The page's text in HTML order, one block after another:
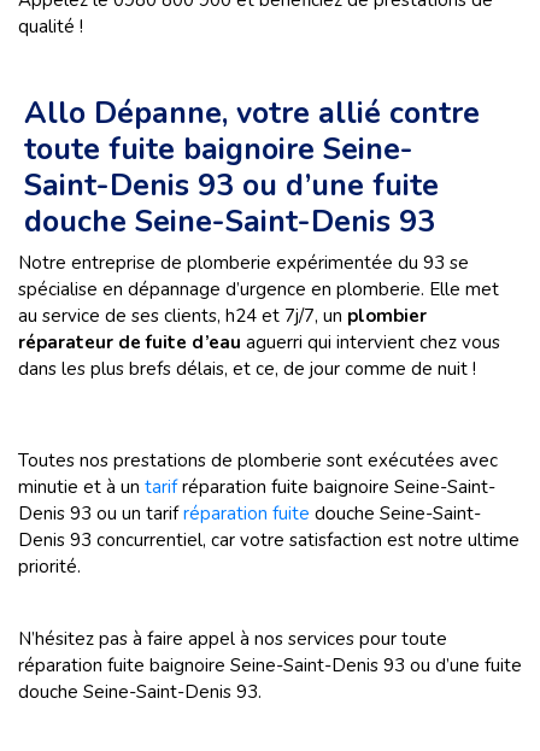
qualité !
Allo Dépanne, votre allié contre
toute fuite baignoire Seine-
Saint-Denis 93 ou d’une fuite
douche Seine-Saint-Denis 93
Notre entreprise de plomberie expérimentée du 93 se
spécialise en dépannage d’urgence en plomberie. Elle met
au service de ses clients, h24 et 7j/7, un plombier
réparateur de fuite d’eau aguerri qui intervient chez vous
dans les plus brefs délais, et ce, de jour comme de nuit !
Toutes nos prestations de plomberie sont exécutées avec
minutie et à un tarifréparation fuite baignoire Seine-Saint-
Denis 93 ou un tarifréparation fuite douche Seine-Saint-
Denis 93 concurrentiel, car votre satisfaction est notre ultime
priorité.
N’hésitez pas à faire appel à nos services pour toute
réparation fuite baignoire Seine-Saint-Denis 93 ou d’une fuite
douche Seine-Saint-Denis 93.